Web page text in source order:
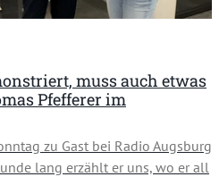
muss auch etwas
Pfefferer im
zu Gast bei Radio Augsburg
lang erzählt er uns, wo er all